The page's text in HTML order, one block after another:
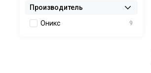
Производитель
Оникс
9